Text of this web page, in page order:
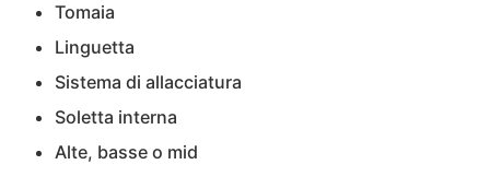
Tomaia
Linguetta
Sistema di allacciatura
Soletta interna
Alte, basse o mid